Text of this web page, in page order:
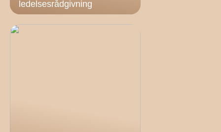
ledelsesrådgivning